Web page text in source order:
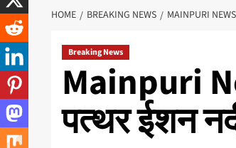
HOME BREAKING NEWS MAINPURI
Breaking News
Mainpuri
पत्थर ईशन